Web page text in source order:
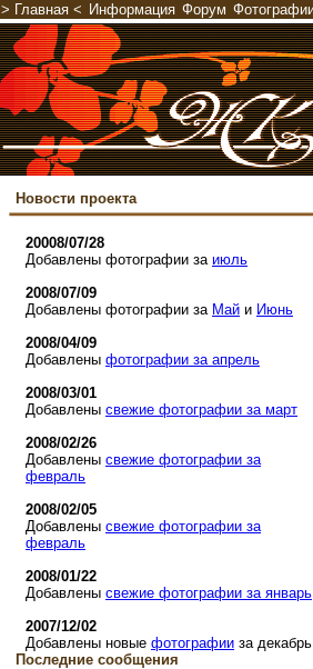
Новости проекта
20008/07/28
Добавлены фотографии за июль
2008/07/09
Добавлены фотографии за Май и Июнь
2008/04/09
Добавлены фотографии за апрель
2008/03/01
Добавлены свежие фотографии за март
2008/02/26
Добавлены свежие фотографии за
февраль
2008/02/05
Добавлены свежие фотографии за
февраль
2008/01/22
Добавлены свежие фотографии за январь
2007/12/02
Добавлены новые фотографии за декабрь
Последние сообщения